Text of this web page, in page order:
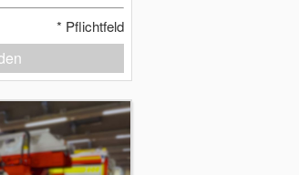
* Pflichtfeld